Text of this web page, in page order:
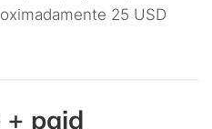
25 USD
+ paid